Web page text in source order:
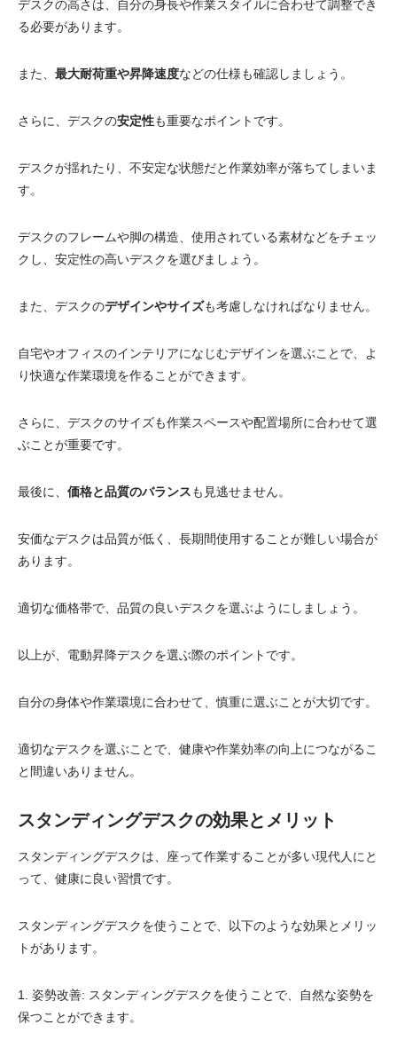
デスクの高さは、自分の身長や作業スタイルに合わせて調整でき
る必要があります。
また、 最大耐荷重や昇降速度などの仕様も確認しましょう。
さらに、デスクの安定性も重要なポイントです。
デスクが揺れたり、不安定な状態だと作業効率が落ちてしまいま
す。
デスクのフレームや脚の構造、使用されている素材などをチェッ
クし、安定性の高いデスクを選びましょう。
また、デスクのデザインやサイズも考慮しなければなりません。
自宅やオフィスのインテリアになじむデザインを選ぶことで、よ
り快適な作業環境を作ることができます。
さらに、デスクのサイズも作業スペースや配置場所に合わせて選
ぶことが重要です。
最後に、 価格と品質のバランスも見逃せません。
安価なデスクは品質が低く、長期間使用することが難しい場合が
あります。
適切な価格帯で、品質の良いデスクを選ぶようにしましょう。
以上が、電動昇降デスクを選ぶ際のポイントです。
自分の身体や作業環境に合わせて、慎重に選ぶことが大切です。
適切なデスクを選ぶことで、健康や作業効率の向上につながるこ
と間違いありません。
スタンディングデスクの効果とメリット
スタンディングデスクは、座って作業することが多い現代人にと
って、健康に良い習慣です。
スタンディングデスクを使うことで、以下のような効果とメリッ
トがあります。
1. 姿勢改善: スタンディングデスクを使うことで、自然な姿勢を
保つことができます。